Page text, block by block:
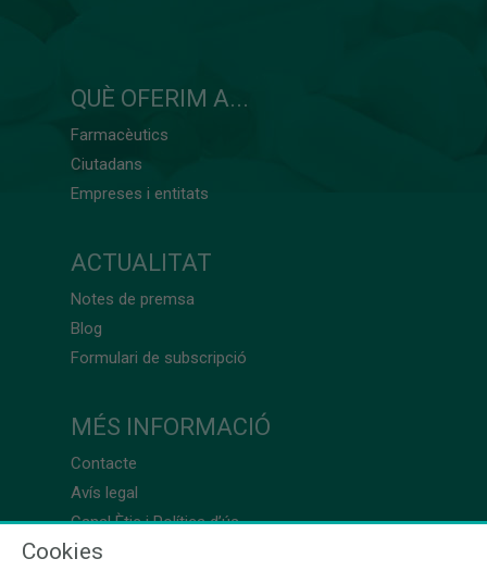
QUÈ OFERIM A...
Farmacèutics
Ciutadans
Empreses i entitats
ACTUALITAT
Notes de premsa
Blog
Formulari de subscripció
MÉS INFORMACIÓ
Contacte
Avís legal
Canal Ètic i Política d’ús
Cookies